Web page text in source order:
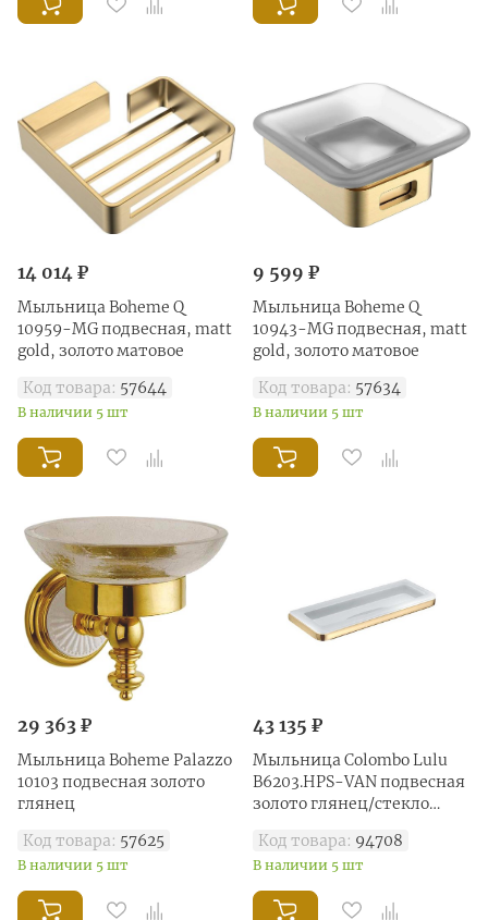
14 014 ₽
Мыльница Boheme Q
10959-MG подвесная, matt
gold, золото матовое
Код товара: 57644
В наличии 5 шт
9 599 ₽
Мыльница Boheme Q
10943-MG подвесная, matt
gold, золото матовое
Код товара: 57634
В наличии 5 шт
29 363 ₽
Мыльница Boheme Palazzo
10103 подвесная золото
глянец
Код товара: 57625
В наличии 5 шт
43 135 ₽
Мыльница Colombo Lulu
B6203.HPS-VAN подвесная
золото глянец/стекло
Код товара: 94708
В наличии 5 шт